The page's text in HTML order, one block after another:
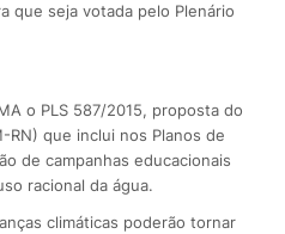
que seja votada pelo Plenário
o PLS 587/2015, proposta do
RN) que inclui nos Planos de
de campanhas educacionais
racional da água.
climáticas poderão tornar